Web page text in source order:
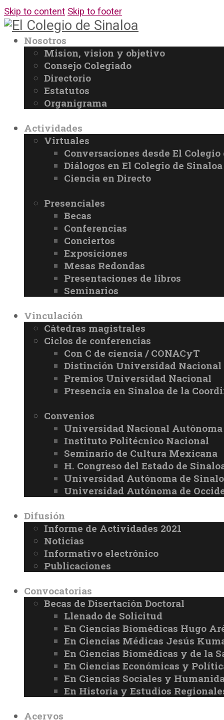
Skip to content Skip to footer
Nosotros
Mision, vision y objetivo
Consejo Colegiado
Directorio
Estatutos
Organigrama
Actividades
Virtuales
Conversaciones desde El
Diálogos en El Colegio de Sinaloa
Ciencia en Directo
Presenciales
Becas
Conferencias
Conciertos
Exposiciones
Mesas Redondas
Presentaciones de libros
Seminarios
Vinculación
Cátedras magistrales
Ciclos de conferencias
Con C de ciencia / CONACyT
Distinción Universidad Nacional
Premios Universidad Nacional
Presencia en Sinaloa de la
Convenios
Universidad Nacional
Instituto Politécnico Nacional
Seminario de Cultura Mexicana
H. Congreso del Estado de
Universidad Autónoma de
Universidad Autónoma de
Difusión
Informe de Actividades 2021
Noticias
Informativo electrónico
Publicaciones
Convocatorias
Becas de Disertación Doctoral
Llenado de Solicitud
En Ciencias Biomédicas Hugo
En Ciencias Médicas Jesús
En Ciencias Biomédicas y de la
En Ciencias Económicas y
En Ciencias Sociales y
En Historia y Estudios
Acervos